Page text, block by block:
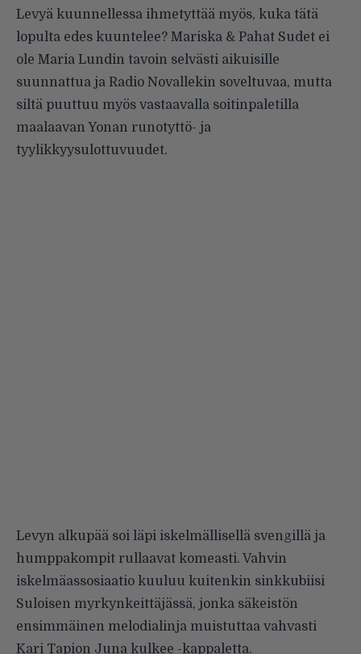
Levyä kuunnellessa ihmetyttää myös, kuka tätä
lopulta edes kuuntelee? Mariska & Pahat Sudet ei
ole Maria Lundin tavoin selvästi aikuisille
suunnattua ja Radio Novallekin soveltuvaa, mutta
siltä puuttuu myös vastaavalla soitinpaletilla
maalaavan Yonan runotyttö- ja
tyylikkyysulottuvuudet.
Levyn alkupää soi läpi iskelmällisellä svengillä ja
humppakompit rullaavat komeasti. Vahvin
iskelmäassosiaatio kuuluu kuitenkin sinkkubiisi
Suloisen myrkynkeittäjässä, jonka säkeistön
ensimmäinen melodialinja muistuttaa vahvasti
Kari Tapion Juna kulkee -kappaletta.